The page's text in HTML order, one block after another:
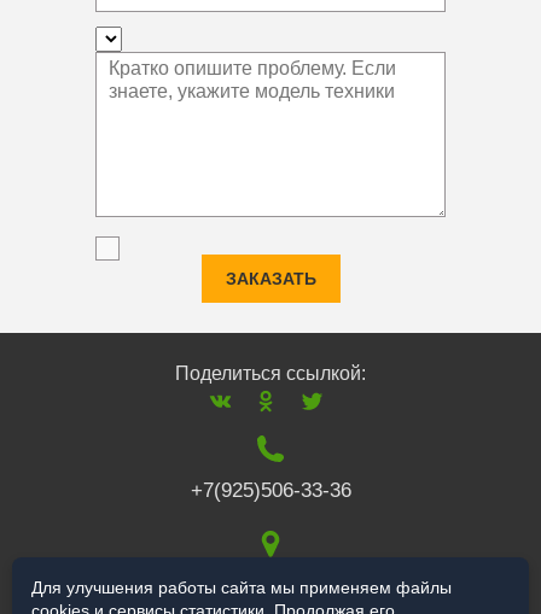
ЗАКАЗАТЬ
Поделиться ссылкой:
+7(925)506-33-36
117519,г. Москва,
Для улучшения работы сайта мы применяем файлы